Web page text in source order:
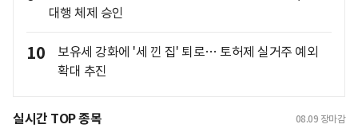
대행 체제 승인
10
보유세 강화에 '세 낀 집' 퇴로… 토허제 실거주 예외
확대 추진
실시간 TOP 종목 08.09 장마감